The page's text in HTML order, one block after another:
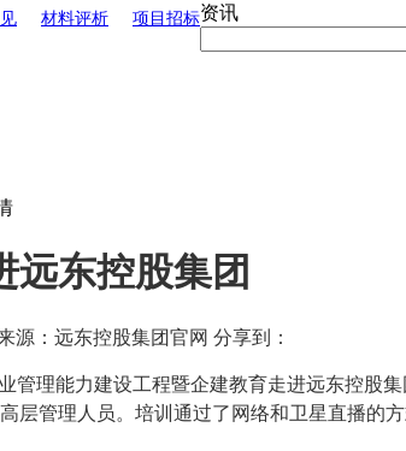
材料评析 项目招标资讯
远东控股集团
源：远东控股集团官网 分享到：
管理能力建设工程暨企建教育走进远东控股
层管理人员。培训通过了网络和卫星直播的